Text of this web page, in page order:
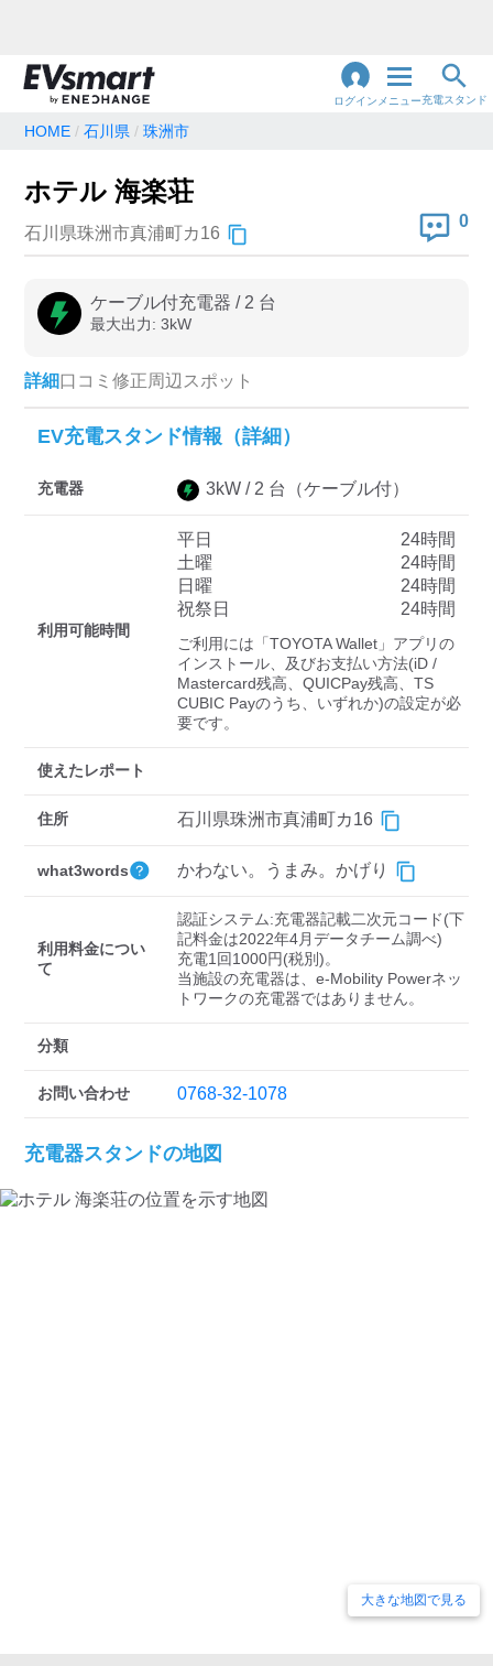
ログイン メニュー充電スタンド
地名・観光スポット・住所
充電器の種類
急速充電器のみ表示
高速道路上のみ表示
認証システム
EV充電エネチェンジ e-Mobility Power
三菱ディーラーを表示
日産ディーラーを表示
トヨタディーラーを表
すべて 中速-20kW-以上
検索する
HOME 石川県 珠洲市
ホテル 海楽荘
石川県珠洲市真浦町カ16
0
ケーブル付充電器 / 2 台
最大出力: 3kW
詳細口コミ 修正周辺スポット
EV充電スタンド情報（詳細）
充電器 3kW / 2 台 （ケーブル付）
利用可能時間
平日
24時間
土曜
24時間
日曜
24時間
祝祭日
24時間
ご利用には「TOYOTA Wallet」アプリの
インストール、及びお支払い方法(iD /
Mastercard残高、QUICPay残高、TS
CUBIC Payのうち、いずれか)の設定が必
要です。
使えたレポート
住所 石川県珠洲市真浦町カ16
what3words かわない。うまみ。かげり
利用料金につい
て
認証システム:充電器記載二次元コード(下
記料金は2022年4月データチーム調べ)
充電1回1000円(税別)。
当施設の充電器は、e-Mobility Powerネッ
トワークの充電器ではありません。
分類
お問い合わせ 0768-32-1078
充電器スタンドの地図
大きな地図で見る